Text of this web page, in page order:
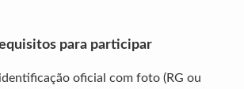
para participar
oficial com foto (RG ou